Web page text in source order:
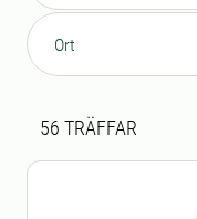
Ort
Sökresultat
56 TRÄFFAR